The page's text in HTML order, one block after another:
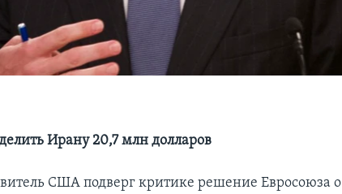
Ирану 20,7 млн долларов
США подверг критике решение Евросоюза о